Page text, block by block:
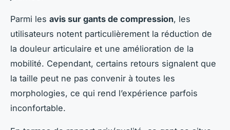
Parmi les avis sur gants de compression, les
utilisateurs notent particulièrement la réduction de
la douleur articulaire et une amélioration de la
mobilité. Cependant, certains retours signalent que
la taille peut ne pas convenir à toutes les
morphologies, ce qui rend l’expérience parfois
inconfortable.